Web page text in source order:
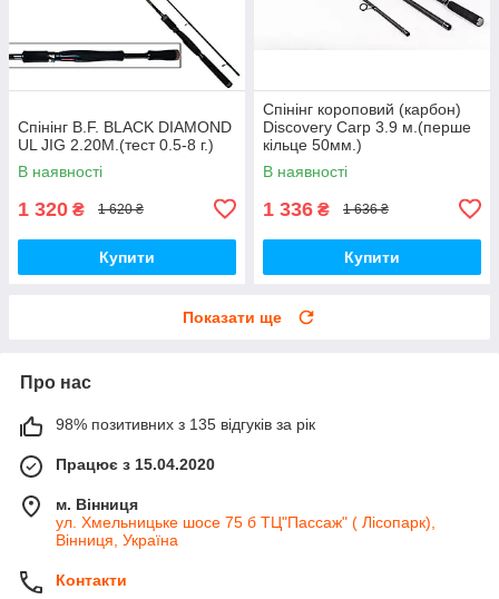
Спінінг B.F. BLACK DIAMOND
UL JIG 2.20M.(тест 0.5-8 г.)
В наявності
1 320 ₴ 1 620 ₴
Купити
Спінінг короповий (карбон)
Discovery Carp 3.9 м.(перше
кільце 50мм.)
В наявності
1 336 ₴ 1 636 ₴
Купити
Показати ще
Про нас
98% позитивних з 135 відгуків за рік
Працює з 15.04.2020
м. Вінниця
ул. Хмельницьке шосе 75 б ТЦ"Пассаж" ( Лісопарк),
Вінниця, Україна
Контакти